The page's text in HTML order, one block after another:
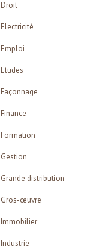
Droit
Electricité
Emploi
Etudes
Façonnage
Finance
Formation
Gestion
Grande distribution
Gros-œuvre
Immobilier
Industrie